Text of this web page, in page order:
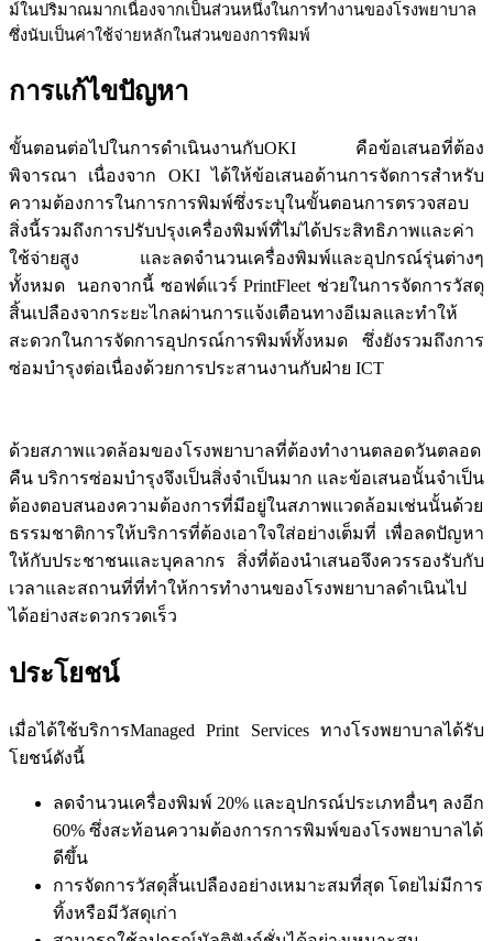
ม์ในปริมาณมากเนื่องจากเป็นส่วนหนึ่งในการทำงานของโรงพยาบาล
ซึ่งนับเป็นค่าใช้จ่ายหลักในส่วนของการพิมพ์
การแก้ไขปัญหา
ขั้นตอนต่อไปในการดำเนินงานกับOKI คือข้อเสนอที่ต้อง
พิจารณา เนื่องจาก OKIได้ให้ข้อเสนอด้านการจัดการสำหรับ
ความต้องการในการการพิมพ์ซึ่งระบุในขั้นตอนการตรวจสอบ
สิ่งนี้รวมถึงการปรับปรุงเครื่องพิมพ์ที่ไม่ได้ประสิทธิภาพและค่า
ใช้จ่ายสูง และลดจำนวนเครื่องพิมพ์และอุปกรณ์รุ่นต่างๆ
ทั้งหมด
นอกจากนี้ ซอฟต์แวร์ PrintFleet ช่วยในการจัดการวัสดุ
สิ้นเปลืองจากระยะไกลผ่านการแจ้งเตือนทางอีเมลและทำให้
สะดวกในการจัดการอุปกรณ์การพิมพ์ทั้งหมด ซึ่งยังรวมถึงการ
ซ่อมบำรุงต่อเนื่องด้วยการประสานงานกับฝ่าย ICT
ด้วยสภาพแวดล้อมของโรงพยาบาลที่ต้องทำงานตลอดวันตลอด
คืน บริการซ่อมบำรุงจึงเป็นสิ่งจำเป็นมาก และข้อเสนอนั้นจำเป็น
ต้องตอบสนองความต้องการที่มีอยู่ในสภาพแวดล้อมเช่นนั้นด้วย
ธรรมชาติการให้บริการที่ต้องเอาใจใส่อย่างเต็มที่ เพื่อลดปัญหา
ให้กับประชาชนและบุคลากร สิ่งที่ต้องนำเสนอจึงควรรองรับกับ
เวลาและสถานที่ที่ทำให้การทำงานของโรงพยาบาลดำเนินไป
ได้อย่างสะดวกรวดเร็ว
ประโยชน์
เมื่อได้ใช้บริการManaged Print Services ทางโรงพยาบาลได้รับ
โยชน์ดังนี้
ลดจำนวนเครื่องพิมพ์ 20% และอุปกรณ์ประเภทอื่นๆ ลงอีก
60% ซึ่งสะท้อนความต้องการการพิมพ์ของโรงพยาบาลได้
ดีขึ้น
การจัดการวัสดุสิ้นเปลืองอย่างเหมาะสมที่สุด โดยไม่มีการ
ทิ้งหรือมีวัสดุเก่า